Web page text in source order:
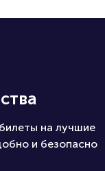
на лучшие
и безопасно